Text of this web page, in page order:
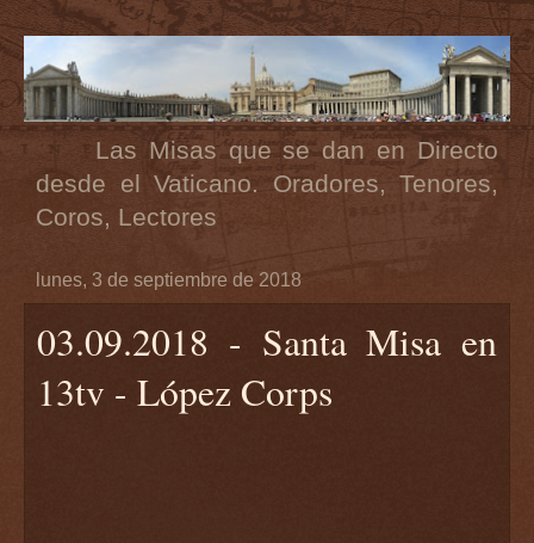
Las Misas que se dan en Directo
desde el Vaticano. Oradores, Tenores,
Coros, Lectores
lunes, 3 de septiembre de 2018
03.09.2018 - Santa Misa en
13tv - López Corps